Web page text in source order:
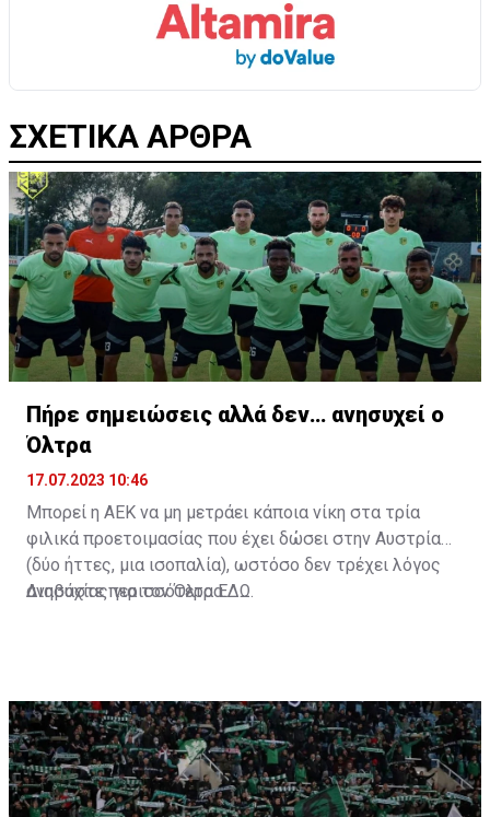
ΣΧΕΤΙΚΑ ΑΡΘΡΑ
Πήρε σημειώσεις αλλά δεν… ανησυχεί ο
Όλτρα
17.07.2023 10:46
Μπορεί η ΑΕΚ να μη μετράει κάποια νίκη στα τρία
φιλικά προετοιμασίας που έχει δώσει στην Αυστρία
(δύο ήττες, μια ισοπαλία), ωστόσο δεν τρέχει λόγος
ανησυχίας για τον Όλτρα.
Διαβάστε περισσότεραΕΔΩ